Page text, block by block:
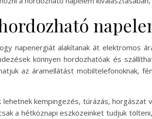
napenergiát alakítanak át elektromos
könnyen hordozhatóak és
az áramellátást mobiltelefonoknak,
kempingezés, túrázás,
a hétköznapi eszközeinket tudjuk